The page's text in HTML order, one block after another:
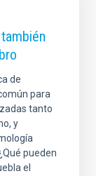
de
para
tanto
y
pueden
el